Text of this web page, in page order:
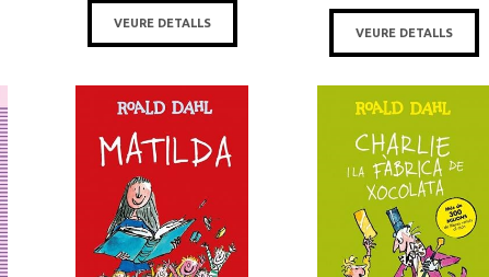
VEURE DETALLS
VEURE DETALLS